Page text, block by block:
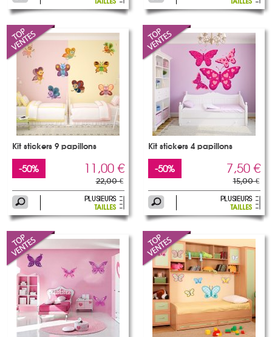
Kit stickers 9 papillons
-50% 11,00 €
22,00 €
Kit stickers 4 papillons
-50% 7,50 €
15,00 €